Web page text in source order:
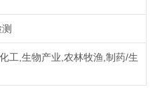
工,生物产业,农林牧渔,制药/生